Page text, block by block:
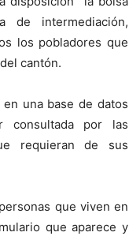
de intermediación,
los pobladores que
cantón.
una base de datos
consultada por las
requieran de sus
que viven en
que aparece y